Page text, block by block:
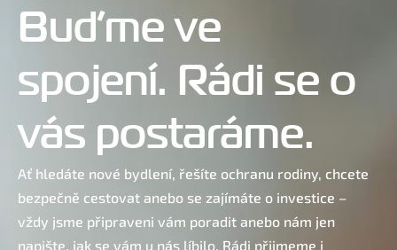
Buďme ve
spojení. Rádi se o
vás postaráme.
Ať hledáte nové bydlení, řešíte ochranu rodiny, chcete
bezpečně cestovat anebo se zajímáte o investice –
vždy jsme připraveni vám poradit anebo nám jen
napište, jak se vám u nás líbilo. Rádi přijmeme i